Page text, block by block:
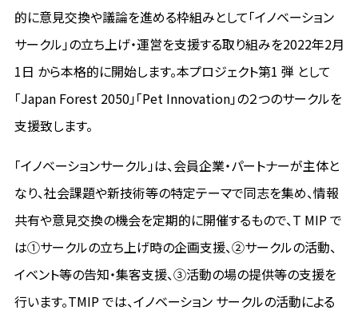
的に意見交換や議論を進める枠組みとして「イノベーション
サークル」の立ち上げ・運営を支援する取り組みを2022年2月
1日 から本格的に開始します。本プロジェクト第1 弾 として
「Japan Forest 2050」「Pet Innovation」の２つのサークルを
支援致します。
「イノベーションサークル」は、会員企業・パートナーが主体と
なり、社会課題や新技術等の特定テーマで同志を集め、情報
共有や意見交換の機会を定期的に開催するもので、T MIP で
は①サークルの立ち上げ時の企画支援、②サークルの活動、
イベント等の告知・集客支援、③活動の場の提供等の支援を
行います。TMIP では、イノベーション サークルの活動による